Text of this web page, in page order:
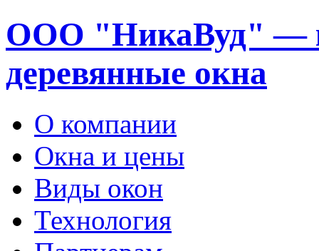
ООО "НикаВуд" —
деревянные окна
О компании
Окна и цены
Виды окон
Технология